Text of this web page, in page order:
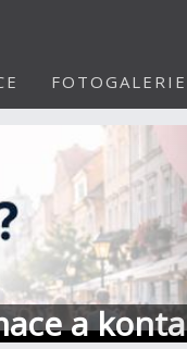
FOTOGALERIE
a